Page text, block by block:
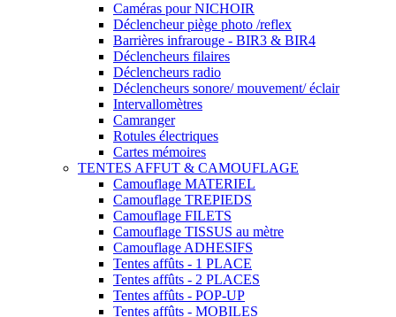
Caméras pour NICHOIR
Déclencheur piège photo /reflex
Barrières infrarouge - BIR3 & BIR4
Déclencheurs filaires
Déclencheurs radio
Déclencheurs sonore/ mouvement/ éclair
Intervallomètres
Camranger
Rotules électriques
Cartes mémoires
TENTES AFFUT & CAMOUFLAGE
Camouflage MATERIEL
Camouflage TREPIEDS
Camouflage FILETS
Camouflage TISSUS au mètre
Camouflage ADHESIFS
Tentes affûts - 1 PLACE
Tentes affûts - 2 PLACES
Tentes affûts - POP-UP
Tentes affûts - MOBILES